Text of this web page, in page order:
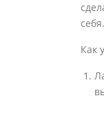
себя.
Как